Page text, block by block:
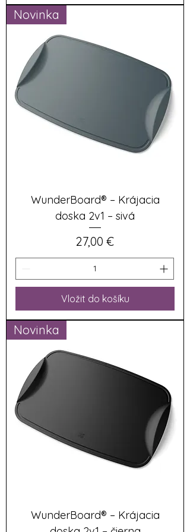
Novinka
WunderBoard® – Krájacia
doska 2v1 – sivá
Cena
27,00 €
Vložit do košíku
Novinka
WunderBoard® – Krájacia